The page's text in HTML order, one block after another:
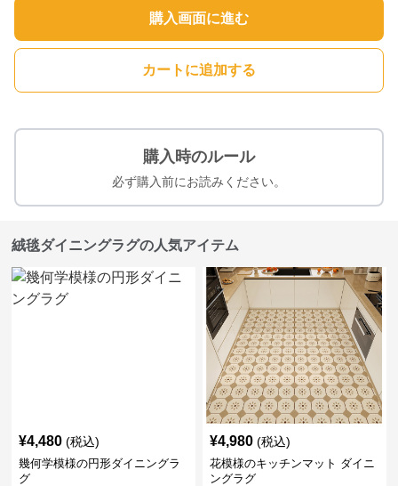
購入画面に進む
カートに追加する
購入時のルール
必ず購入前にお読みください。
絨毯ダイニングラグの人気アイテム
¥4,480 (税込)
幾何学模様の円形ダイニングラ
グ
¥4,980 (税込)
花模様のキッチンマット ダイニ
ングラグ